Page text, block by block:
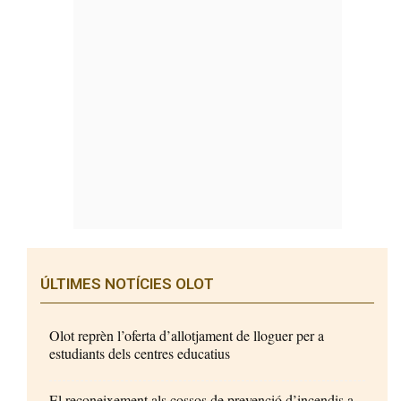
ÚLTIMES NOTÍCIES OLOT
Olot reprèn l’oferta d’allotjament de lloguer per a
estudiants dels centres educatius